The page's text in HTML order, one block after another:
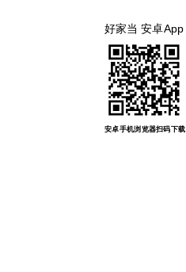
好家当 安卓App
安卓手机浏览器扫码下载